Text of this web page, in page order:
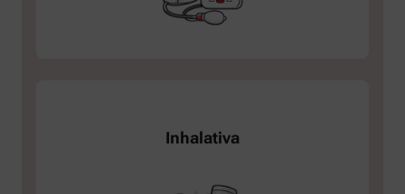
Inhalativa